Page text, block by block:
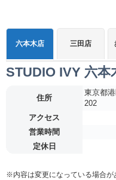
六本木店 三田店
STUDIO IVY 六本
住所
東京都
202
アクセス
営業時間
定休日
※内容は変更になっている場合が